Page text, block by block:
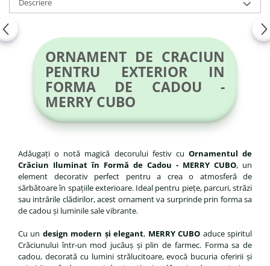
Descriere
ORNAMENT DE CRACIUN
PENTRU EXTERIOR IN
FORMA DE CADOU -
MERRY CUBO
Adăugați o notă magică decorului festiv cu Ornamentul de
Crăciun Iluminat în Formă de Cadou - MERRY CUBO, un
element decorativ perfect pentru a crea o atmosferă de
sărbătoare în spațiile exterioare. Ideal pentru piețe, parcuri, străzi
sau intrările clădirilor, acest ornament va surprinde prin forma sa
de cadou și luminile sale vibrante.
Cu un design modern și elegant, MERRY CUBO aduce spiritul
Crăciunului într-un mod jucăuș și plin de farmec. Forma sa de
cadou, decorată cu lumini strălucitoare, evocă bucuria oferirii și